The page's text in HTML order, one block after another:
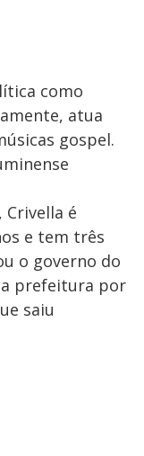
como
atua
gospel.
Crivella é
e tem três
o governo do
a prefeitura por
saiu